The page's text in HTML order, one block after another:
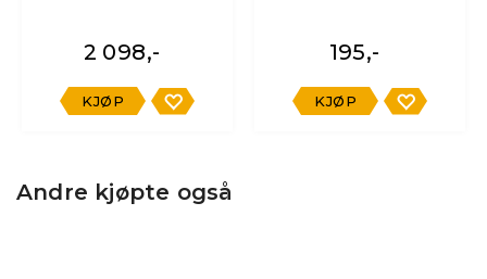
2 098,-
KJØP
195,-
KJØP
Andre kjøpte også